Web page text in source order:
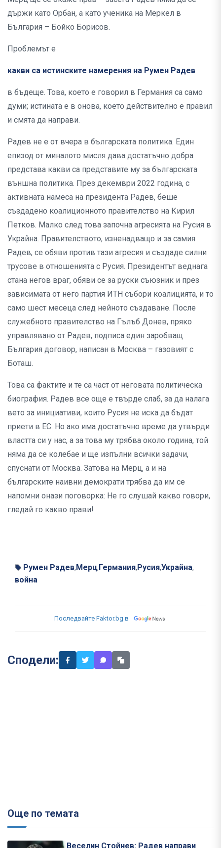
държи като Орбан, а като ученика на Меркел в
България – Бойко Борисов.
Проблемът е
какви са истинските намерения на Румен Радев
в бъдеще. Това, което е говорил в Германия са само
думи; истината е в онова, което действително е правил
и смята да направи.
Радев не е от вчера в българската политика. Един
епизод от миналото мисля дава достатъчно добра
представа какви са представите му за българската
външна политика. През декември 2022 година, с
активната намеса на президента Радев, беше
създадено коалиционното правителство на Кирил
Петков. Малко след това започна агресията на Русия в
Украйна. Правителството, изненадващо и за самия
Радев, се обяви против тази агресия и създаде силни
трусове в отношенията с Русия. Президентът веднага
стана негов враг, обяви се за руски съюзник и през
зависимата от него партия ИТН събори коалицията, и то
само шест месеца след нейното създаване. После
служебното правителство на Гълъб Донев, пряко
управлявано от Радев, подписа един заробващ
България договор, написан в Москва – газовият с
Боташ.
Това са фактите и те са част от неговата политическа
биография. Радев все още е твърде слаб, за да налага
вето за инициативи, които Русия не иска да бъдат
приети в ЕС. Но ако има достатъчно време да утвърди
властта си у нас, а за това му трябва около година, той
няма да се колебае и ще изпълни всички задачи,
спуснати от Москва. Затова на Мерц, а и на
българските наивни демократи трябва да им се
напомни онази поговорка: Не го слушай какво говори,
гледай го какво прави!
Румен Радев, Мерц, Германия, Русия,Украйна,
война
Последвайте Faktor.bg в
Сподели:
Още по темата
Веселин Стойнев: Радев направи